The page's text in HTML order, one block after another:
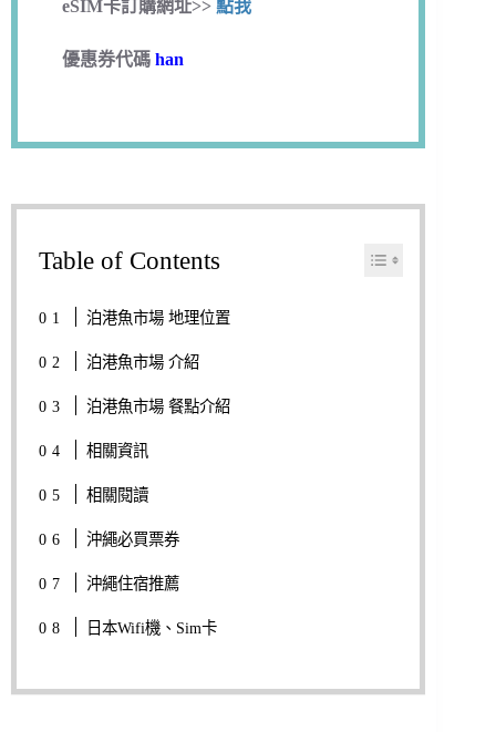
eSIM卡訂購網址>> 點我
優惠券代碼 han
Table of Contents
泊港魚市場 地理位置
泊港魚市場 介紹
泊港魚市場 餐點介紹
相關資訊
相關閱讀
沖繩必買票券
沖繩住宿推薦
日本Wifi機、Sim卡